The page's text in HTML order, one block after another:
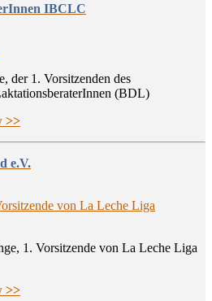
IBCLC
der 1. Vorsitzenden des
(BDL)
>>
e.V.
1. Vorsitzende von La Leche Liga
>>